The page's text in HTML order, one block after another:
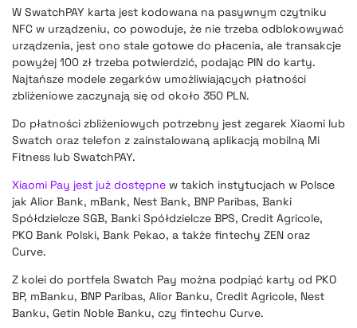
W SwatchPAY karta jest kodowana na pasywnym czytniku
NFC w urządzeniu, co powoduje, że nie trzeba odblokowywać
urządzenia, jest ono stale gotowe do płacenia, ale transakcje
powyżej 100 zł trzeba potwierdzić, podając PIN do karty.
Najtańsze modele zegarków umożliwiających płatności
zbliżeniowe zaczynają się od około 350 PLN.
Do płatności zbliżeniowych potrzebny jest zegarek Xiaomi lub
Swatch oraz telefon z zainstalowaną aplikacją mobilną Mi
Fitness lub SwatchPAY.
Xiaomi Pay jest już dostępne w takich instytucjach w Polsce
jak Alior Bank, mBank, Nest Bank, BNP Paribas, Banki
Spółdzielcze SGB, Banki Spółdzielcze BPS, Credit Agricole,
PKO Bank Polski, Bank Pekao, a także fintechy ZEN oraz
Curve.
Z kolei do portfela Swatch Pay można podpiąć karty od PKO
BP, mBanku, BNP Paribas, Alior Banku, Credit Agricole, Nest
Banku, Getin Noble Banku, czy fintechu Curve.